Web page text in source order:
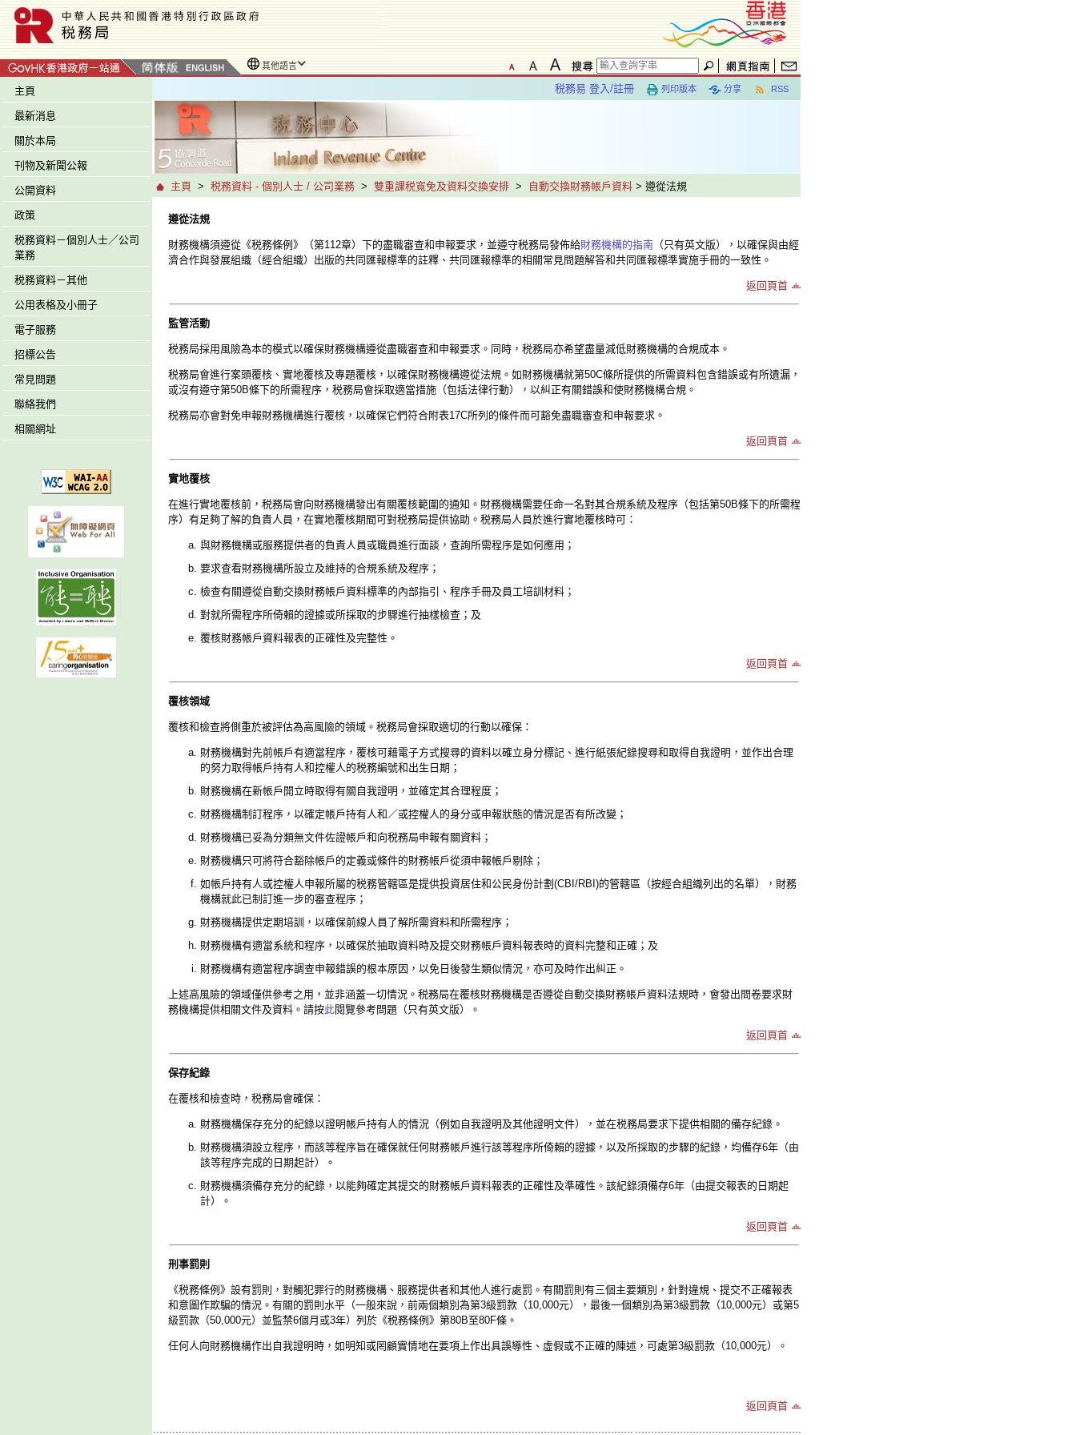
其他語言
主頁
最新消息
關於本局
刊物及新聞公報
公開資料
政策
税務資料－個別人士／公司
業務
税務資料－其他
公用表格及小冊子
電子服務
招標公告
常見問題
聯絡我們
相關網址
RSS
分享
列印版本
税務易 登入/註冊
主頁 > 税務資料 - 個別人士 / 公司業務 > 雙重課税寬免及資料交換安排 > 自動交換財務帳戶資料 > 遵從法規
遵從法規
財務機構須遵從《税務條例》（第112章）下的盡職審查和申報要求，並遵守税務局發佈給財務機構的指南 （只有英文版），以確保與由經
濟合作與發展組織（經合組織）出版的共同匯報標準的註釋、共同匯報標準的相關常見問題解答和共同匯報標準實施手冊的一致性。
返回頁首
監管活動
税務局採用風險為本的模式以確保財務機構遵從盡職審查和申報要求。同時，税務局亦希望盡量減低財務機構的合規成本。
税務局會進行案頭覆核、實地覆核及專題覆核，以確保財務機構遵從法規。如財務機構就第50C條所提供的所需資料包含錯誤或有所遺漏，
或沒有遵守第50B條下的所需程序，税務局會採取適當措施（包括法律行動），以糾正有關錯誤和使財務機構合規。
税務局亦會對免申報財務機構進行覆核，以確保它們符合附表17C所列的條件而可豁免盡職審查和申報要求。
返回頁首
實地覆核
在進行實地覆核前，税務局會向財務機構發出有關覆核範圍的通知。財務機構需要任命一名對其合規系統及程序（包括第50B條下的所需程
序）有足夠了解的負責人員，在實地覆核期間可對税務局提供協助。税務局人員於進行實地覆核時可：
與財務機構或服務提供者的負責人員或職員進行面談，查詢所需程序是如何應用；
要求查看財務機構所設立及維持的合規系統及程序；
檢查有關遵從自動交換財務帳戶資料標準的內部指引、程序手冊及員工培訓材料；
對就所需程序所倚賴的證據或所採取的步驟進行抽樣檢查；及
覆核財務帳戶資料報表的正確性及完整性。
返回頁首
覆核領域
覆核和檢查將側重於被評估為高風險的領域。税務局會採取適切的行動以確保：
財務機構對先前帳戶有適當程序，覆核可藉電子方式搜尋的資料以確立身分標記、進行紙張紀錄搜尋和取得自我證明，並作出合理
的努力取得帳戶持有人和控權人的税務編號和出生日期；
財務機構在新帳戶開立時取得有關自我證明，並確定其合理程度；
財務機構制訂程序，以確定帳戶持有人和／或控權人的身分或申報狀態的情況是否有所改變；
財務機構已妥為分類無文件佐證帳戶和向税務局申報有關資料；
財務機構只可將符合豁除帳戶的定義或條件的財務帳戶從須申報帳戶剔除；
如帳戶持有人或控權人申報所屬的税務管轄區是提供投資居住和公民身份計劃(CBI/RBI)的管轄區（按經合組織列出的名單），財務
機構就此已制訂進一步的審查程序；
財務機構提供定期培訓，以確保前線人員了解所需資料和所需程序；
財務機構有適當系統和程序，以確保於抽取資料時及提交財務帳戶資料報表時的資料完整和正確；及
財務機構有適當程序調查申報錯誤的根本原因，以免日後發生類似情況，亦可及時作出糾正。
上述高風險的領域僅供參考之用，並非涵蓋一切情況。税務局在覆核財務機構是否遵從自動交換財務帳戶資料法規時，會發出問卷要求財
務機構提供相關文件及資料。請按此閱覽參考問題（只有英文版）。
返回頁首
保存紀錄
在覆核和檢查時，税務局會確保：
財務機構保存充分的紀錄以證明帳戶持有人的情況（例如自我證明及其他證明文件），並在税務局要求下提供相關的備存紀錄。
財務機構須設立程序，而該等程序旨在確保就任何財務帳戶進行該等程序所倚賴的證據，以及所採取的步驟的紀錄，均備存6年（由
該等程序完成的日期起計）。
財務機構須備存充分的紀錄，以能夠確定其提交的財務帳戶資料報表的正確性及準確性。該紀錄須備存6年（由提交報表的日期起
計）。
返回頁首
刑事罰則
《税務條例》設有罰則，對觸犯罪行的財務機構、服務提供者和其他人進行處罰。有關罰則有三個主要類別，針對違規、提交不正確報表
和意圖作欺騙的情況。有關的罰則水平（一般來說，前兩個類別為第3級罰款（10,000元），最後一個類別為第3級罰款（10,000元）或第5
級罰款（50,000元）並監禁6個月或3年）列於《税務條例》第80B至80F條。
任何人向財務機構作出自我證明時，如明知或罔顧實情地在要項上作出具誤導性、虛假或不正確的陳述，可處第3級罰款（10,000元）。
返回頁首